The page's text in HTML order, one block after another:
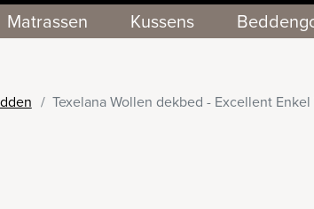
Matrassen Kussens
Texelana Wollen dekbed - Excellent Enkel